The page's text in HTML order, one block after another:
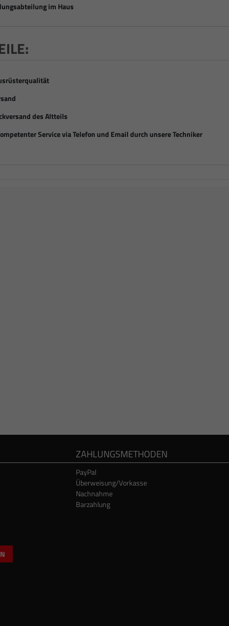
im Haus
des Altteils
Service via Telefon und Email durch unsere Techniker
ZAHLUNGSMETHODEN
PayPal
Überweisung/Vorkasse
Nachnahme
Barzahlung